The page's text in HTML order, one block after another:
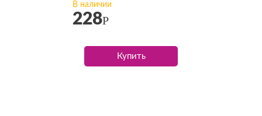
В наличии
228Р
Купить